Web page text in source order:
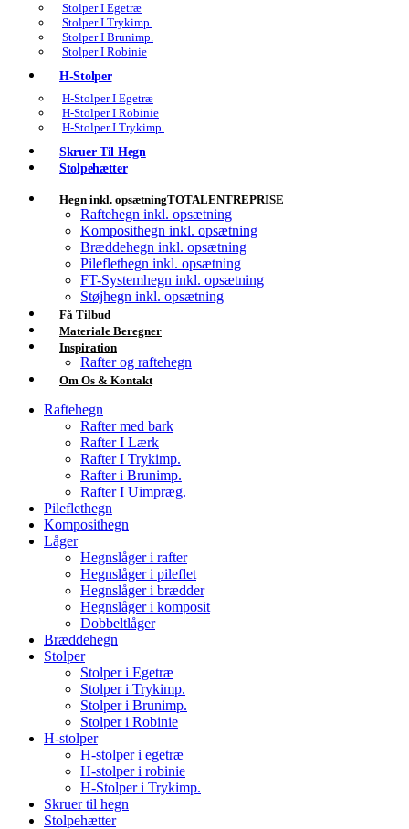
Stolper I Egetræ
Stolper I Trykimp.
Stolper I Brunimp.
Stolper I Robinie
H-Stolper
H-Stolper I Egetræ
H-Stolper I Robinie
H-Stolper I Trykimp.
Skruer Til Hegn
Stolpehætter
Hegn inkl. opsætningTOTALENTREPRISE
Raftehegn inkl. opsætning
Komposithegn inkl. opsætning
Bræddehegn inkl. opsætning
Pileflethegn inkl. opsætning
FT-Systemhegn inkl. opsætning
Støjhegn inkl. opsætning
Få Tilbud
Materiale Beregner
Inspiration
Rafter og raftehegn
Om Os & Kontakt
Raftehegn
Rafter med bark
Rafter I Lærk
Rafter I Trykimp.
Rafter i Brunimp.
Rafter I Uimpræg.
Pileflethegn
Komposithegn
Låger
Hegnslåger i rafter
Hegnslåger i pileflet
Hegnslåger i brædder
Hegnslåger i komposit
Dobbeltlåger
Bræddehegn
Stolper
Stolper i Egetræ
Stolper i Trykimp.
Stolper i Brunimp.
Stolper i Robinie
H-stolper
H-stolper i egetræ
H-stolper i robinie
H-Stolper i Trykimp.
Skruer til hegn
Stolpehætter